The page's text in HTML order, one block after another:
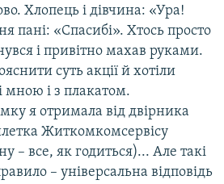
Хлопець і дівчина: «Ура!
пані: «Спасибі». Хтось просто
і привітно махав руками.
суть акції й хотіли
мною і з плакатом.
я отримала від двірника
Житкомкомсервісу
– все, як годиться)... Але такі
– універсальна відповідь